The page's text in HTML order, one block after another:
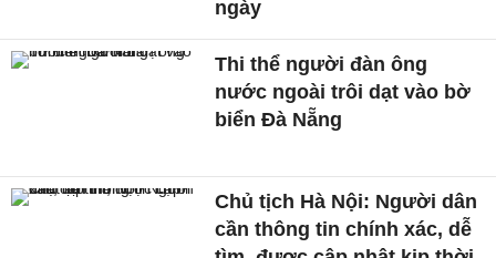
ngày
Thi thể người đàn ông
nước ngoài trôi dạt vào bờ
biển Đà Nẵng
Chủ tịch Hà Nội: Người dân
cần thông tin chính xác, dễ